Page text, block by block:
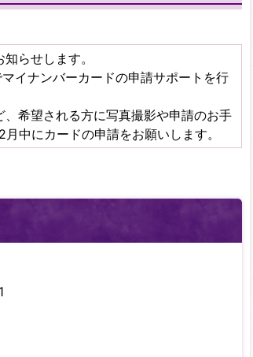
らせします。
イナンバーカードの申請サポートを行
希望される方に写真撮影や申請のお手
中にカードの申請をお願いします。